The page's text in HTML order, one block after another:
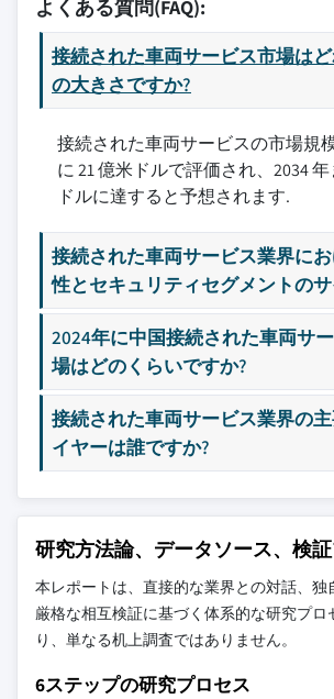
3.4.3 影響を受ける主要企業
3.4.4 戦略的産業対応
3.4.4.1 サプライチェー
3.4.4.2 価格戦略と製品
3.4.4.3 政策への関与
3.4.5 見通しと今後の検討事項
3.5 テクノロジーとイノベーション
3.6 特許分析
3.7 主要なニュースとイニシアチブ
3.8 ユースケース
3.8.1 保険
3.8.2 共有モビリティ
3.8.3 フリート管理
3.8.4 その他
3.9 主要なコネクテッドビークルサ
3.10 規制環境
3.11.1 成長ドライバー
3.11.1.2 4G/5Gおよび
3.11.1.3 車内安全性、利
3.11.1.4 フリート管理と
7.5 オフハイウェイ車両
9.3 欧州
9.3.1 英国
9.3.2 ドイツ
9.3.3 フランス
9.3.4 イタリア
9.3.5 スペイン
9.3.6 ロシア
9.3.7 北欧諸国
9.4 アジア太平洋
9.4.1 中国
9.4.2 インド
9.4.3 日本
9.4.4 オーストラリア
9.4.5 韓国
9.4.6 東南アジア
9.5.2 メキシコ
9.6 中東・アフリカ
9.6.1 アラブ首長国連邦
10.3 ボッシュ
10.4 コンチネンタル
10.5 フォード
10.6 ゼネラルモーターズ
10.7 Geotab
10.8 ハーマン
10.9 HEREテクノロジーズ
10.10 ヒュンダイ
10.11 イツラン
10.12 日産
10.13 Octo Telematics
10.14 クアルコム
10.15 Sierra Wireless
10.16 SiriusXMコネクテッドビー
10.17 テスラ
10.19 Verizon Connect
10.20 フォルクスワーゲン
10.21 Zubie
主要な競合他社が見当たりませ
このレポートに掲載されている企
れたものであり、競合全体を網羅
よくある質問(FAQ):
接続された車両サービス市場は
の大きさですか?
接続された車両サービスの市場規
に 21 億米ドルで評価され、2034
ドルに達すると予想されます.
接続された車両サービス業界に
性とセキュリティセグメントの
2024年に中国接続された車両サ
場はどのくらいですか?
接続された車両サービス業界の
イヤーは誰ですか?
研究方法論、データソース、検
本レポートは、直接的な業界との対話、独
厳格な相互検証に基づく体系的な研究プロ
り、単なる机上調査ではありません。
6ステップの研究プロセス